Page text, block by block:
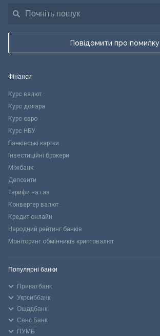
Повідомити про помилку
Фінанси
Курс валют
Курс долара
Курс євро
Курс НБУ
Банківські картки
Інвестиційні брокери
Міжбанк
Депозити
Тарифи на газ
Конвертер валют
Кредит онлайн
Народний рейтинг банків
Моніторинг обмінників криптовалют
Популярні банки
Приватбанк
Укрсиббанк
Ощадбанк
Сенс Банк
ПУМБ